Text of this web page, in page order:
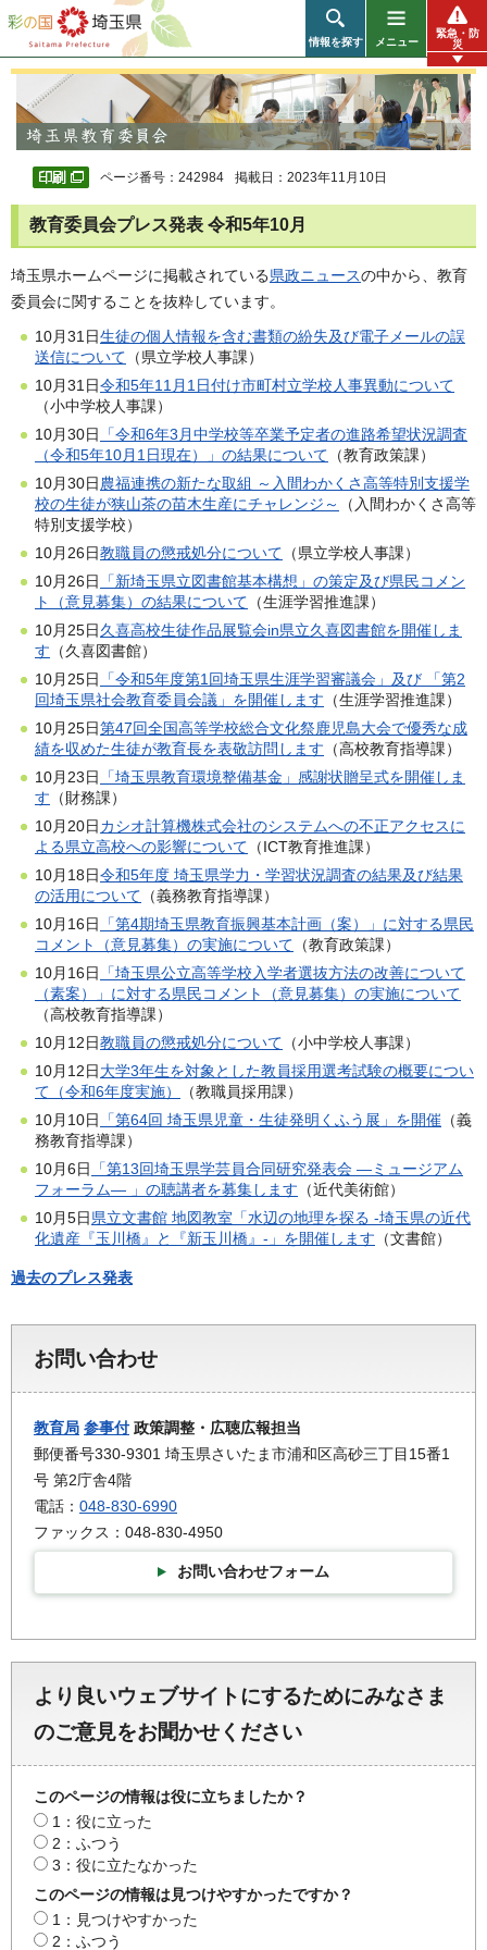
彩の国 埼玉県
情報を探す メニュー
緊急・防
災
ページ番号：242984 掲載日：2023年11月10日
教育委員会プレス発表 令和5年10月
埼玉県ホームページに掲載されている県政ニュースの中から、教育
委員会に関することを抜粋しています。
10月31日生徒の個人情報を含む書類の紛失及び電子メールの誤
送信について （県立学校人事課）
10月31日令和5年11月1日付け市町村立学校人事異動について
（小中学校人事課）
10月30日
「令和6年3月中学校等卒業予定者の進路希望状況調査
（令和5年10月1日現在）」の結果について （教育政策課）
10月30日農福連携の新たな取組 ～入間わかくさ高等特別支援学
校の生徒が狭山茶の苗木生産にチャレンジ～
（入間わかくさ高等
特別支援学校）
10月26日教職員の懲戒処分について （県立学校人事課）
10月26日
「新埼玉県立図書館基本構想」の策定及び県民コメン
ト（意見募集）の結果について （生涯学習推進課）
10月25日久喜高校生徒作品展覧会in県立久喜図書館を開催しま
す （久喜図書館）
10月25日
「令和5年度第1回埼玉県生涯学習審議会」及び 「第2
回埼玉県社会教育委員会議」を開催します （生涯学習推進課）
10月25日第47回全国高等学校総合文化祭鹿児島大会で優秀な成
績を収めた生徒が教育長を表敬訪問します （高校教育指導課）
10月23日
「埼玉県教育環境整備基金」感謝状贈呈式を開催しま
す （財務課）
10月20日カシオ計算機株式会社のシステムへの不正アクセスに
よる県立高校への影響について （ICT教育推進課）
10月18日令和5年度 埼玉県学力・学習状況調査の結果及び結果
の活用について （義務教育指導課）
10月16日
「第4期埼玉県教育振興基本計画（案）」に対する県民
コメント（意見募集）の実施について （教育政策課）
10月16日
「埼玉県公立高等学校入学者選抜方法の改善について
（素案）」に対する県民コメント（意見募集）の実施について
（高校教育指導課）
10月12日教職員の懲戒処分について （小中学校人事課）
10月12日大学3年生を対象とした教員採用選考試験の概要につい
て（令和6年度実施）
（教職員採用課）
10月10日
「第64回 埼玉県児童・生徒発明くふう展」を開催 （義
務教育指導課）
10月6日
「第13回埼玉県学芸員合同研究発表会 ―ミュージアム
フォーラム― 」の聴講者を募集します （近代美術館）
10月5日県立文書館 地図教室「水辺の地理を探る -埼玉県の近代
化遺産『玉川橋』と『新玉川橋』-」を開催します （文書館）
過去のプレス発表
お問い合わせ
教育局 参事付政策調整・広聴広報担当
郵便番号330-9301 埼玉県さいたま市浦和区高砂三丁目15番1
号 第2庁舎4階
電話： 048-830-6990
ファックス：048-830-4950
お問い合わせフォーム
より良いウェブサイトにするためにみなさま
のご意見をお聞かせください
このページの情報は役に立ちましたか？
1：役に立った
2：ふつう
3：役に立たなかった
このページの情報は見つけやすかったですか？
1：見つけやすかった
2：ふつう